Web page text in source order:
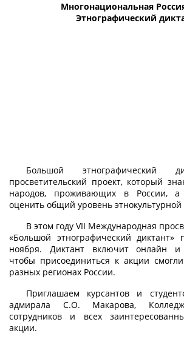
Многонациональная
Этнографический
Большой
просветительский проект, который
народов, проживающих в России, а
оценить общий уровень этнокультурной
В этом году VII Международная
«Большой этнографический
ноября. Диктант включит онлайн и
чтобы присоединиться к акции
разных регионах России.
Приглашаем курсантов и
адмирала С.О. Макарова,
сотрудников и всех
акции.